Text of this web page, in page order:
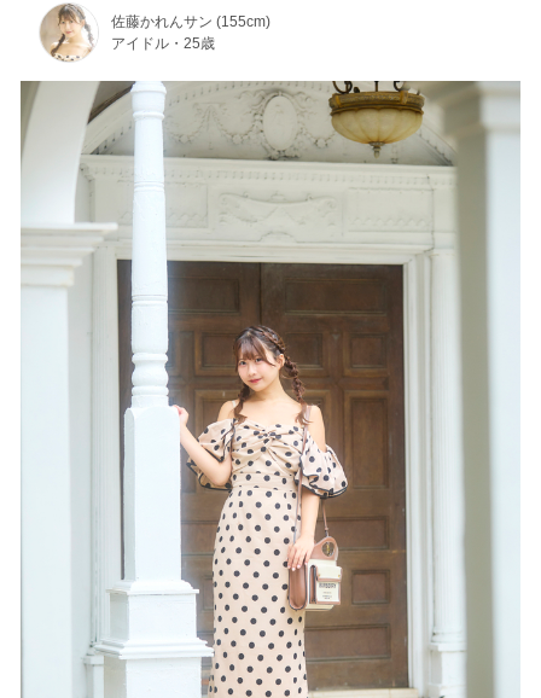
佐藤かれんサン (155cm)
アイドル・25歳